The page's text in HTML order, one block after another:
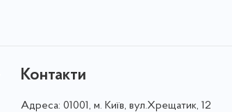
Контакти
Адреса: 01001, м. Київ, вул.Хрещатик, 12